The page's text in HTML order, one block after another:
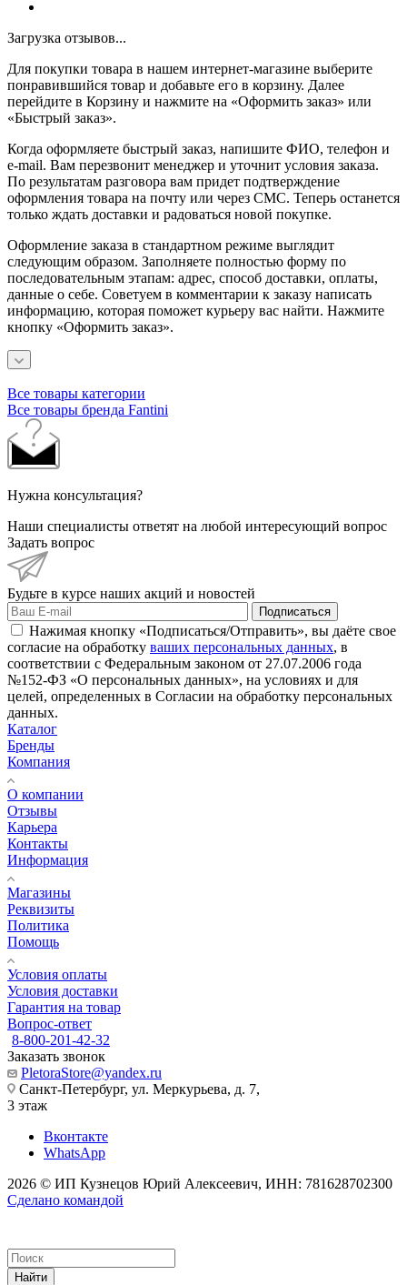
Загрузка отзывов...
Для покупки товара в нашем интернет-магазине выберите
понравившийся товар и добавьте его в корзину. Далее
перейдите в Корзину и нажмите на «Оформить заказ» или
«Быстрый заказ».
Когда оформляете быстрый заказ, напишите ФИО, телефон и
e-mail. Вам перезвонит менеджер и уточнит условия заказа.
По результатам разговора вам придет подтверждение
оформления товара на почту или через СМС. Теперь останется
только ждать доставки и радоваться новой покупке.
Оформление заказа в стандартном режиме выглядит
следующим образом. Заполняете полностью форму по
последовательным этапам: адрес, способ доставки, оплаты,
данные о себе. Советуем в комментарии к заказу написать
информацию, которая поможет курьеру вас найти. Нажмите
кнопку «Оформить заказ».
Все товары категории
Все товары бренда Fantini
Нужна консультация?
Наши специалисты ответят на любой интересующий вопрос
Задать вопрос
Будьте в курсе наших акций и новостей
Подписаться
Нажимая кнопку «Подписаться/Отправить», вы даёте свое
согласие на обработку ваших персональных данных, в
соответствии с Федеральным законом от 27.07.2006 года
№152-ФЗ «О персональных данных», на условиях и для
целей, определенных в Согласии на обработку персональных
данных.
Каталог
Бренды
Компания
О компании
Отзывы
Карьера
Контакты
Информация
Магазины
Реквизиты
Политика
Помощь
Условия оплаты
Условия доставки
Гарантия на товар
Вопрос-ответ
8-800-201-42-32
Заказать звонок
PletoraStore@yandex.ru
Санкт-Петербург, ул. Меркурьева, д. 7,
3 этаж
Вконтакте
WhatsApp
2026 © ИП Кузнецов Юрий Алексеевич, ИНН: 781628702300
Сделано командой
Найти